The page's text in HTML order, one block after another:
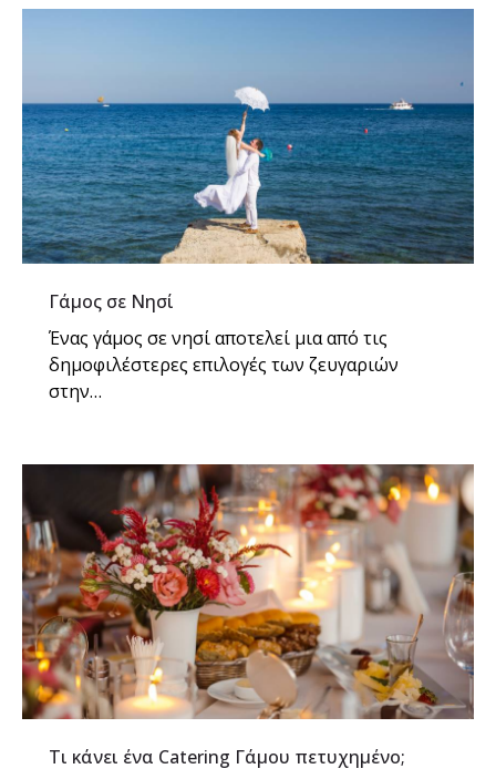
Γάμος σε Νησί
Ένας γάμος σε νησί αποτελεί μια από τις
δημοφιλέστερες επιλογές των ζευγαριών
στην…
Τι κάνει ένα Catering Γάμου πετυχημένο;